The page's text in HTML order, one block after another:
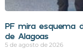
PF mira esquema
de Alagoas
5 de agosto de 2026